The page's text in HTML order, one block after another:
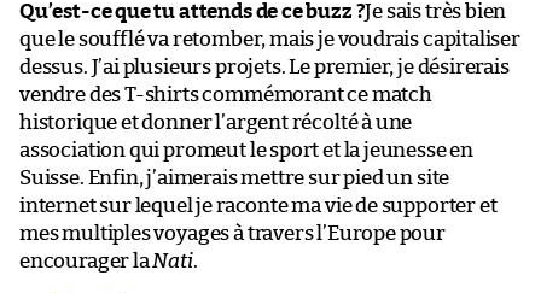
Qu’est-ce que tu attends de ce buzz ?Je sais très bien
que le soufflé va retomber, mais je voudrais capitaliser
dessus. J’ai plusieurs projets. Le premier, je désirerais
vendre des T-shirts commémorant ce match
historique et donner l’argent récolté à une
association qui promeut le sport et la jeunesse en
Suisse. Enfin, j’aimerais mettre sur pied un site
internet sur lequel je raconte ma vie de supporter et
mes multiples voyages à travers l’Europe pour
encourager la Nati.